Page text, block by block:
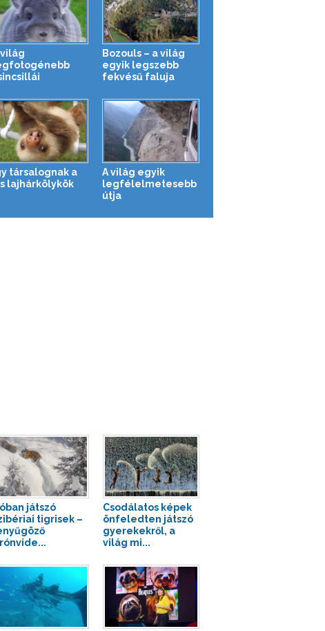
világ
Bozouls – a világ
egyik legszebb
fekvésű faluja
társalognak a
lajhárkölykök
A világ egyik
legfélelmetesebb
útja
játszó
tigrisek –
Csodálatos képek
önfeledten játszó
gyerekekről, a
világ mi...